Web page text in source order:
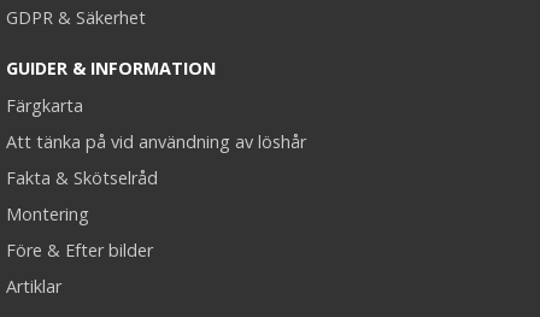
GDPR & Säkerhet
GUIDER & INFORMATION
Färgkarta
Att tänka på vid användning av löshår
Fakta & Skötselråd
Montering
Före & Efter bilder
Artiklar